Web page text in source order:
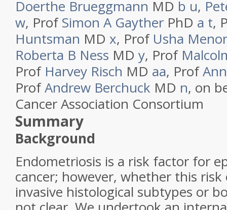
Doerthe Brueggmann MD b u,
w, ProfSimon A Gayther PhD a t,
Huntsman MD x, Prof Usha
Roberta B Ness MD y, Prof
Prof Harvey Risch MD aa, Prof
ProfAndrew Berchuck MD n, on
Cancer Association Consortium
Summary
Background
Endometriosis is a risk factor for
cancer; however, whether this
invasive histological subtypes or